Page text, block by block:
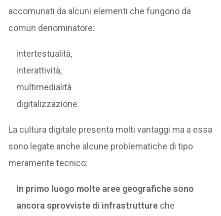
accomunati da alcuni elementi che fungono da
comun denominatore:
intertestualità,
interattività,
multimedialità
digitalizzazione.
La cultura digitale presenta molti vantaggi ma a essa
sono legate anche alcune problematiche di tipo
meramente tecnico:
In primo luogo molte aree geografiche sono
ancora sprovviste di infrastrutture che